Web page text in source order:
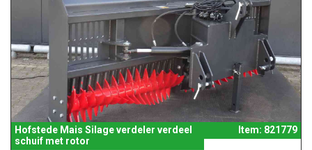
Hofstede Mais Silage verdeler verdeel
schuif met rotor
Item: 821779